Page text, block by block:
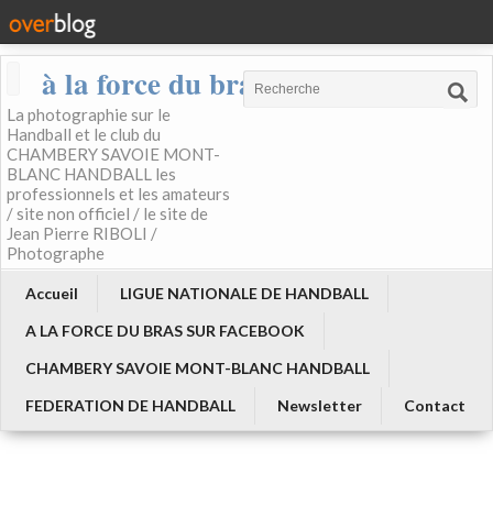
à la force du bras
La photographie sur le
Handball et le club du
CHAMBERY SAVOIE MONT-
BLANC HANDBALL les
professionnels et les amateurs
/ site non officiel / le site de
Jean Pierre RIBOLI /
Photographe
Accueil
LIGUE NATIONALE DE HANDBALL
A LA FORCE DU BRAS SUR FACEBOOK
CHAMBERY SAVOIE MONT-BLANC HANDBALL
FEDERATION DE HANDBALL
Newsletter Contact